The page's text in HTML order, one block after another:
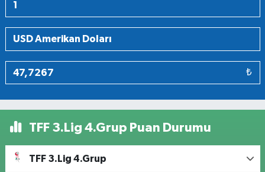
₺
TFF 3.Lig 4.Grup Puan Durumu
TFF 3.Lig 4.Grup